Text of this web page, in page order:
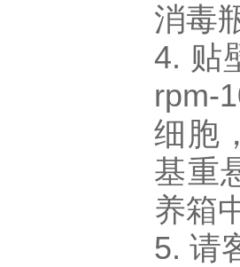
消毒
4. 贴
rpm-
细胞
基重
养箱
5. 请